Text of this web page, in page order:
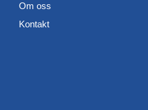
Om oss
Kontakt